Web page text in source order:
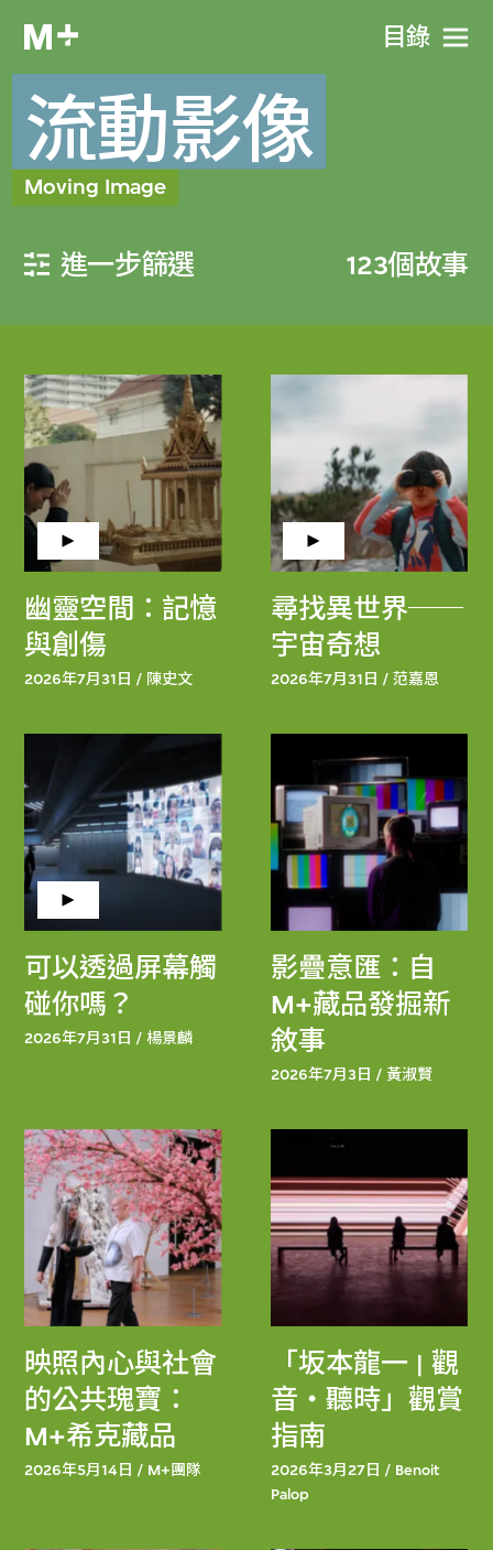
目​錄
流動影像
Moving Image
進一步篩選 123個故事
幽靈空間：記憶
與創傷
2026年7月31日 / 陳史文
尋找異世界──
宇宙奇想
2026年7月31日 / 范嘉恩
可以透過屏幕觸
碰你嗎？
2026年7月31日 / 楊景麟
影疊意匯：自
M+藏品發掘新
敘事
2026年7月3日 / 黃淑賢
映照內心與社會
的公共瑰寶：
M+希克藏品
2026年5月14日 / M+團隊
「坂本龍一 | 觀
音・聽時」觀賞
指南
2026年3月27日 / Benoit
Palop